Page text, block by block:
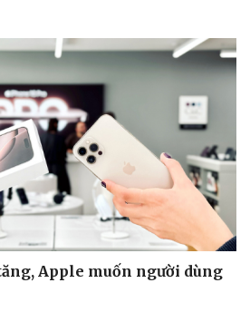
Apple muốn người dùng